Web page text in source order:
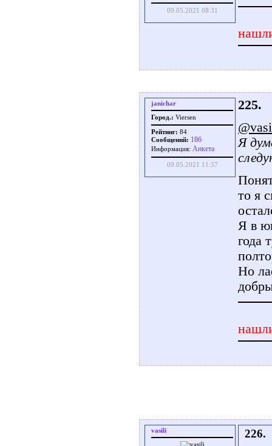
09.05.2021 08:31
janichar
Город.: Viersen
Рейтинг: 84
Сообщений: 186
Информация: Aнкета
09.05.2021 11:37
225.
Я
то я
Я в
года
Но
vasili
226.